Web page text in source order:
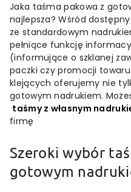
Jaka taśma pakowa z
najlepsza? Wśród
ze standardowym
pełniące funkcję
(informujące o szklanej
paczki czy promocji
klejących oferujemy nie
gotowym nadrukiem.
taśmy z własnym
firmę
Szeroki wybór
gotowym